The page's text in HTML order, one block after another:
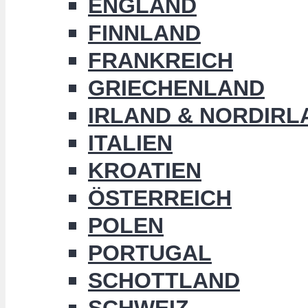
ENGLAND
FINNLAND
FRANKREICH
GRIECHENLAND
IRLAND &
ITALIEN
KROATIEN
ÖSTERREICH
POLEN
PORTUGAL
SCHOTTLAND